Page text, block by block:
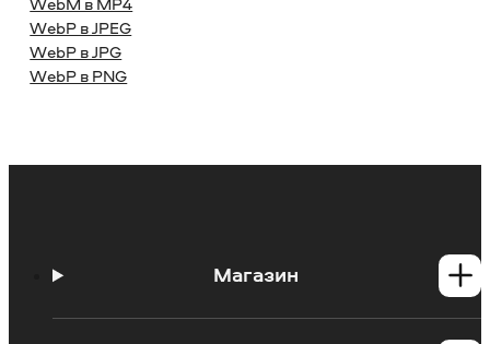
WebP в JPEG
WebP в JPG
WebP в PNG
Магазин